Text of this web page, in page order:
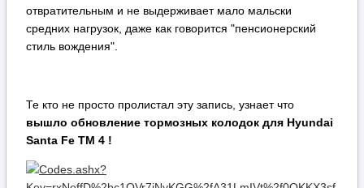
отвратительным и не выдерживает мало мальски
средних нагрузок, даже как говорится "пенсионерский
стиль вождения".
Те кто не просто пролистал эту запись, узнает что
вышло обновление тормозных колодок для Hyundai
Santa Fe TM 4 !